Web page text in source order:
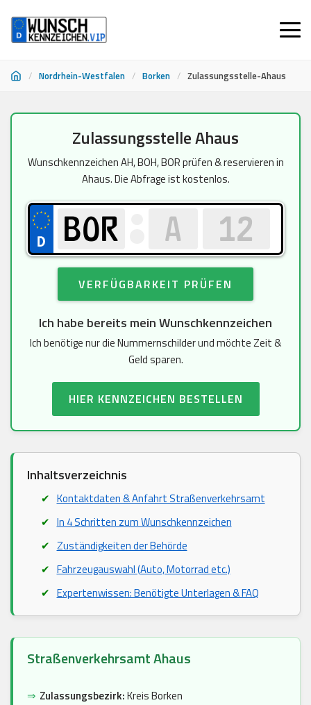
/ Nordrhein-Westfalen / Borken / Zulassungsstelle-Ahaus
springen
Zulassungsstelle Ahaus
Wunschkennzeichen AH, BOH, BOR prüfen & reservieren in
Ahaus. Die Abfrage ist kostenlos.
VERFÜGBARKEIT PRÜFEN
Ich habe bereits mein Wunschkennzeichen
Ich benötige nur die Nummernschilder und möchte Zeit &
Geld sparen.
HIER KENNZEICHEN BESTELLEN
Inhaltsverzeichnis
Kontaktdaten & Anfahrt Straßenverkehrsamt
In 4 Schritten zum Wunschkennzeichen
Zuständigkeiten der Behörde
Fahrzeugauswahl (Auto, Motorrad etc.)
Expertenwissen: Benötigte Unterlagen & FAQ
Straßenverkehrsamt Ahaus
⇒ Zulassungsbezirk:Kreis Borken